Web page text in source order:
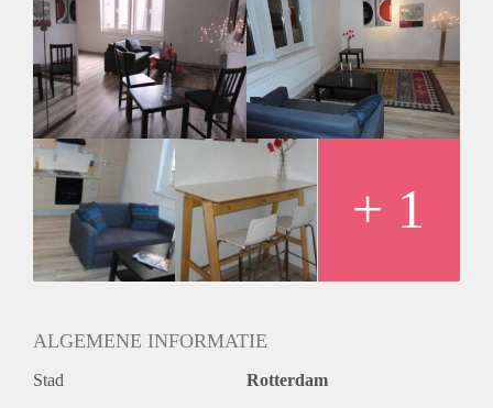
Niet mogelijk
Inkomen eis
3,1 X Maandhuur Bruto
Huurtermijn
Onbepaalde termijn
Oplevering
Gestoffeerd
+ 1
ALGEMENE INFORMATIE
Stad Rotterdam